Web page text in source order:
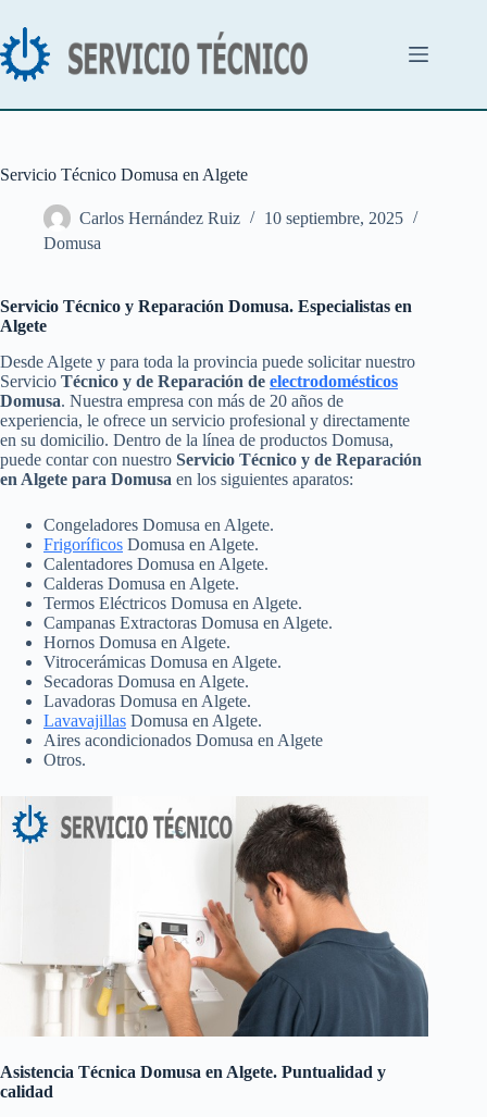
contenido
Servicio Técnico Domusa en Algete
Carlos Hernández Ruiz
10 septiembre, 2025
Domusa
Servicio Técnico y Reparación Domusa. Especialistas en
Algete
Desde Algete y para toda la provincia puede solicitar nuestro
Servicio Técnico y de Reparación de electrodomésticos
Domusa. Nuestra empresa con más de 20 años de
experiencia, le ofrece un servicio profesional y directamente
en su domicilio. Dentro de la línea de productos Domusa,
puede contar con nuestro Servicio Técnico y de Reparación
en Algete para Domusa en los siguientes aparatos:
Congeladores Domusa en Algete.
Frigoríficos Domusa en Algete.
Calentadores Domusa en Algete.
Calderas Domusa en Algete.
Termos Eléctricos Domusa en Algete.
Campanas Extractoras Domusa en Algete.
Hornos Domusa en Algete.
Vitrocerámicas Domusa en Algete.
Secadoras Domusa en Algete.
Lavadoras Domusa en Algete.
Lavavajillas Domusa en Algete.
Aires acondicionados Domusa en Algete
Otros.
Asistencia Técnica Domusa en Algete. Puntualidad y
calidad